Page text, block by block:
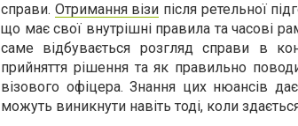
справи. Отримання візи після ретельної
що має свої внутрішні правила та часові
саме відбувається розгляд справи в
прийняття рішення та як правильно
візового офіцера. Знання цих нюансів
можуть виникнути навіть тоді, коли